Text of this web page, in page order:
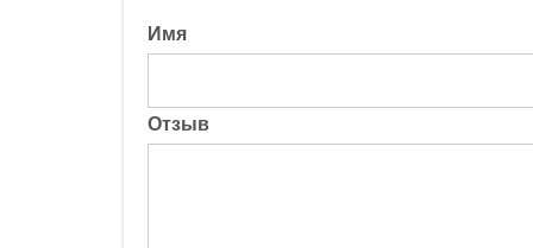
Имя
Отзыв